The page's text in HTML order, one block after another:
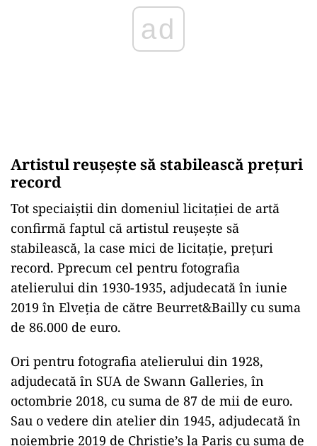
ad
Artistul reușește să stabilească prețuri
record
Tot speciaiștii din domeniul licitației de artă
confirmă faptul că artistul reușește să
stabilească, la case mici de licitație, prețuri
record. Pprecum cel pentru fotografia
atelierului din 1930-1935, adjudecată în iunie
2019 în Elveția de către Beurret&Bailly cu suma
de 86.000 de euro.
Ori pentru fotografia atelierului din 1928,
adjudecată în SUA de Swann Galleries, în
octombrie 2018, cu suma de 87 de mii de euro.
Sau o vedere din atelier din 1945, adjudecată în
noiembrie 2019 de Christie’s la Paris cu suma de